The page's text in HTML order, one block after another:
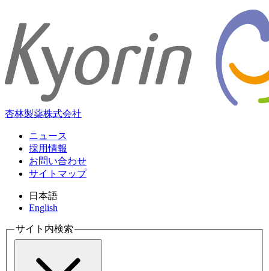
杏林製薬株式会社
ニュース
採用情報
お問い合わせ
サイトマップ
日本語
English
サイト内検索